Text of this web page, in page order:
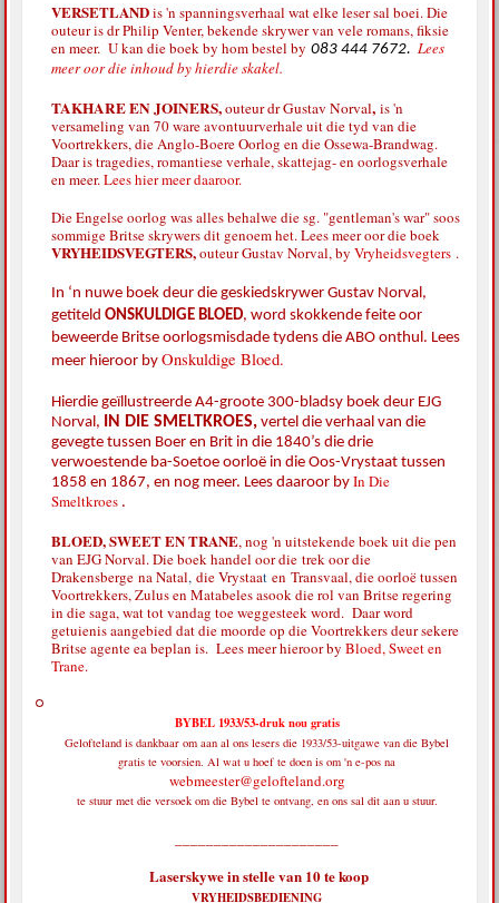
VERSETLANDis 'n spanningsverhaal wat elke leser sal boei. Die
outeur is dr Philip Venter, bekende skrywer van vele romans, fiksie
en meer. U kan die boek by hom bestel by083 444 7672.Lees
meer oor die inhoud by hierdie skakel.
TAKHARE EN JOINERS,outeur dr Gustav Norval, is 'n
versameling van 70 ware avontuurverhale uit die tyd van die
Voortrekkers, die Anglo-Boere Oorlog en die Ossewa-Brandwag.
Daar is tragedies, romantiese verhale, skattejag- en oorlogsverhale
en meer.Lees hier meer daaroor.
Die Engelse oorlog was alles behalwe die sg. "gentleman's war" soos
sommige Britse skrywers dit genoem het. Lees meer oor die boek
VRYHEIDSVEGTERS,outeur Gustav Norval, byVryheidsvegters .
In ‘n nuwe boek deur die geskiedskrywer Gustav Norval,
getiteldONSKULDIGE BLOED, word skokkende feite oor
beweerde Britse oorlogsmisdade tydens die ABO onthul. Lees
meer hieroor byOnskuldige Bloed.
Hierdie geïllustreerde A4-groote 300-bladsy boek deur EJG
Norval, IN DIE SMELTKROES, vertel die verhaal van die
gevegte tussen Boer en Brit in die 1840’s die drie
verwoestende ba-Soetoe oorloë in die Oos-Vrystaat tussen
1858 en 1867, en nog meer. Lees daaroor byIn Die
Smeltkroes .
BLOED, SWEET EN TRANE, nog 'n uitstekende boek uit die pen
van EJG Norval. Die boek handel oor dietrek oor die
Drakensbergena Natal,die Vrystaat enTransvaal, die oorloë tussen
Voortrekkers, Zulus en Matabeles asook die rol van Britse regering
in die saga, wat tot vandag toe weggesteek word. Daar word
getuienis aangebied dat die moorde op die Voortrekkers deur sekere
Britse agente ea beplan is. Lees meer hieroor byBloed, Sweet en
Trane.
BYBEL 1933/53-druk nou gratis
Gelofteland is dankbaar om aan al ons lesers die 1933/53-uitgawe van die Bybel
gratis te voorsien. Al wat u hoef te doen is om 'n e-pos na
webmeester@gelofteland.org
te stuur met die versoek om die Bybel te ontvang, en ons sal dit aan u stuur.
Laserskywe in stelle van 10 te koop
VRYHEIDSBEDIENING